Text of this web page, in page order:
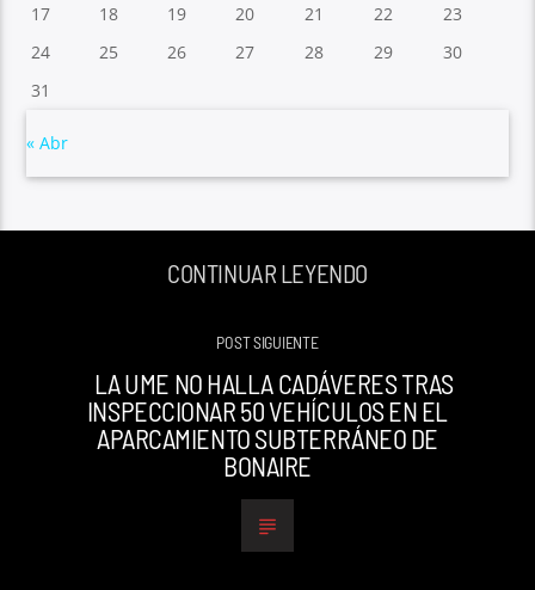
17
18 19 20 21 22
23
24
25 26 27 28 29
30
31
« Abr
CONTINUAR LEYENDO
POST SIGUIENTE
LA UME NO HALLA CADÁVERES TRAS
INSPECCIONAR 50 VEHÍCULOS EN EL
APARCAMIENTO SUBTERRÁNEO DE
BONAIRE